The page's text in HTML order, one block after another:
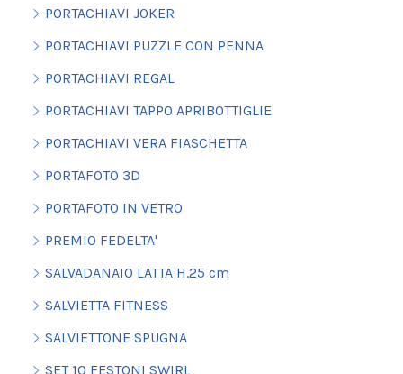
PORTACHIAVI JOKER
PORTACHIAVI PUZZLE CON PENNA
PORTACHIAVI REGAL
PORTACHIAVI TAPPO APRIBOTTIGLIE
PORTACHIAVI VERA FIASCHETTA
PORTAFOTO 3D
PORTAFOTO IN VETRO
PREMIO FEDELTA'
SALVADANAIO LATTA H.25 cm
SALVIETTA FITNESS
SALVIETTONE SPUGNA
SET 10 FESTONI SWIRL